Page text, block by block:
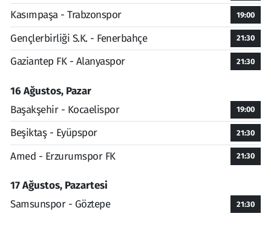
Kasımpaşa - Trabzonspor 19:00
Gençlerbirliği S.K. - Fenerbahçe 21:30
Gaziantep FK - Alanyaspor 21:30
16 Ağustos, Pazar
Başakşehir - Kocaelispor
19:00
Beşiktaş - Eyüpspor 21:30
Amed - Erzurumspor FK 21:30
17 Ağustos, Pazartesi
Samsunspor - Göztepe
21:30